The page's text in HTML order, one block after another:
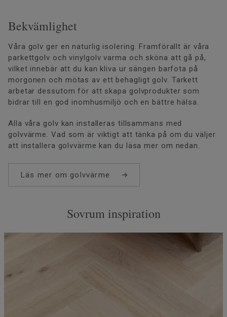
Bekvämlighet
Våra golv ger en naturlig isolering. Framförallt är våra
parkettgolv och vinylgolv varma och sköna att gå på,
vilket innebär att du kan kliva ur sängen barfota på
morgonen och mötas av ett behagligt golv. Tarkett
arbetar dessutom för att skapa golvprodukter som
bidrar till en god inomhusmiljö och en bättre hälsa.
Alla våra golv kan installeras tillsammans med
golvvärme. Vad som är viktigt att tänka på om du väljer
att installera golvvärme kan du läsa mer om nedan.
Läs mer om golvvärme
Sovrum inspiration